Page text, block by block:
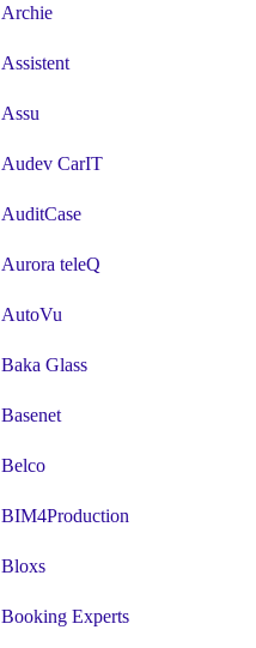
Archie
Assistent
Assu
Audev CarIT
AuditCase
Aurora teleQ
AutoVu
Baka Glass
Basenet
Belco
BIM4Production
Bloxs
Booking Experts